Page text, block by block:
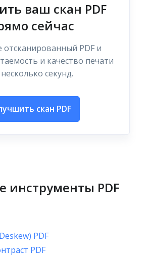
ваш скан PDF
сейчас
отсканированный PDF и
и качество печати
секунд.
скан PDF
инструменты PDF
PDF
PDF